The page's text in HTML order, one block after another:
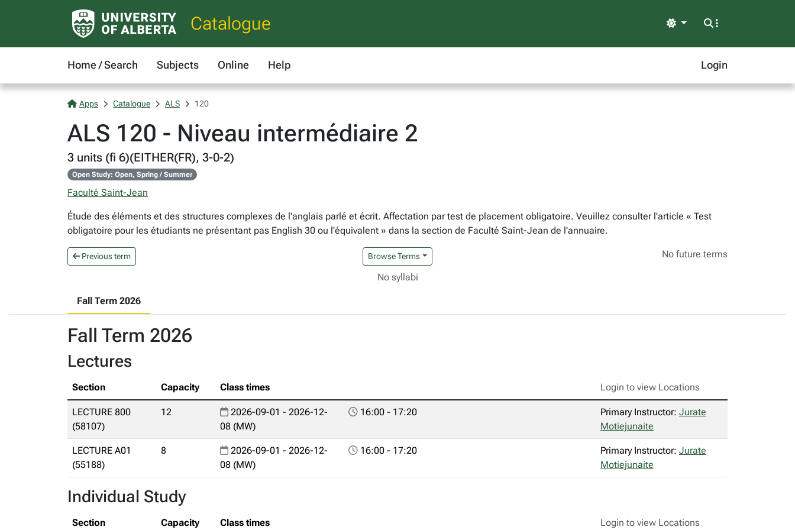
Catalogue Light
Home / Search Subjects Online Help Login
Apps Catalogue ALS 120
ALS 120 - Niveau intermédiaire 2
3 units (fi 6)(EITHER(FR), 3-0-2)
Open Study: Open, Spring / Summer
Faculté Saint-Jean
Étude des éléments et des structures complexes de l'anglais parlé et écrit. Affectation par test de placement obligatoire. Veuillez consulter l'article « Test
obligatoire pour les étudiants ne présentant pas English 30 ou l'équivalent » dans la section de Faculté Saint-Jean de l'annuaire.
Previous term Browse Terms No future terms
No syllabi
Fall Term 2026
Fall Term 2026
Lectures
Section Capacity Class times Login to view Locations
LECTURE 800
(58107)
12
2026-09-01 - 2026-12-
08 (MW)
16:00 - 17:20 Primary Instructor: Jurate
Motiejunaite
LECTURE A01
(55188)
8
2026-09-01 - 2026-12-
08 (MW)
16:00 - 17:20 Primary Instructor: Jurate
Motiejunaite
Individual Study
Section Capacity Class times Login to view Locations